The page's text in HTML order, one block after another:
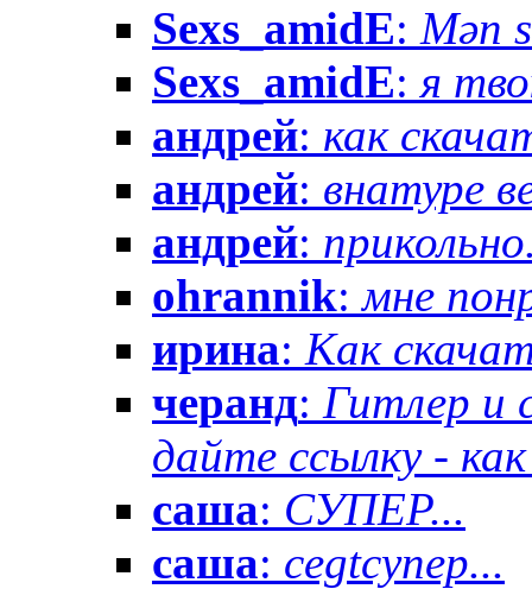
Sexs_amidE: Mən
Sexs_amidE: я
андрей: как
андрей: внатуре
андрей:
ohrannik:мне
ирина: Как
черанд: Гитлер и
дайте ссылку -
саша: СУПЕР...
саша: cegtсупер...